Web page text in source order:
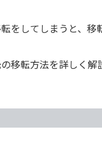
をしてしまうと、
移転方法を詳しく